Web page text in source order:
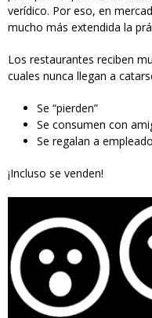
verídico. Por eso, en
mucho más extendida la
Los restaurantes reciben
cuales nunca llegan a
Se “pierden”
Se consumen con
Se regalan a
¡Incluso se venden!